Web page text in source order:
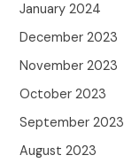
January 2024
December 2023
November 2023
October 2023
September 2023
August 2023